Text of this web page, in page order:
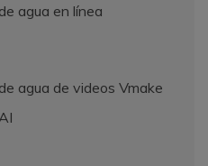
agua en línea
agua de videos Vmake